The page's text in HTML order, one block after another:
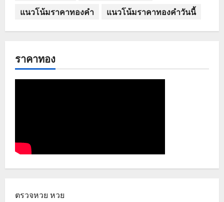
แนวโน้มราคาทองคำ
แนวโน้มราคาทองคำวันนี้
ราคาทอง
ตรวจหวย หวย